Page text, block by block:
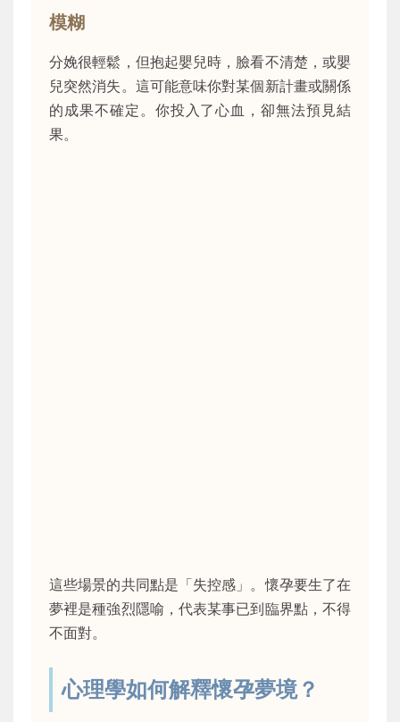
模糊
分娩很輕鬆，但抱起嬰兒時，臉看不清楚，或嬰
兒突然消失。這可能意味你對某個新計畫或關係
的成果不確定。你投入了心血，卻無法預見結
果。
這些場景的共同點是「失控感」。懷孕要生了在
夢裡是種強烈隱喻，代表某事已到臨界點，不得
不面對。
心理學如何解釋懷孕夢境？